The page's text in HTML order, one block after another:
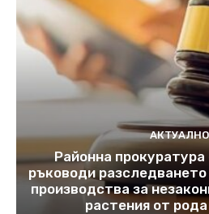
АКТУАЛНО
Районна прокуратура
ръководи
производства за
растения от